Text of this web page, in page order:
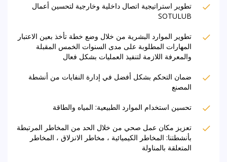
تطوير استراتيجية اتصال داخلية وخارجية لتحسين أعمال
SOTULUB
تطوير الموارد البشرية من خلال وضع خطة تأخذ بعين الاعتبار
المهارات المطلوبة على مدى السنوات الخمس المقبلة
والمعرفة اللازمة لتنفيذ العمليات بشكل فعال
ضمان التحكم بشكل أفضل في إدارة النفايات من أنشطة
المصنع
تحسين استخدام الموارد الطبيعية: المياه والطاقة
تعزيز مكان عمل صحي من خلال الحد من المخاطر المرتبطة
بأنشطتنا: المخاطر الكيميائية ، مخاطر الانزلاق ، المخاطر
المتعلقة بالمناولة